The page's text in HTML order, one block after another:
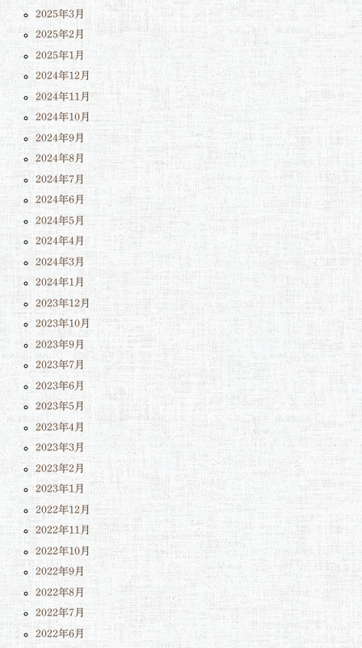
2025年3月
2025年2月
2025年1月
2024年12月
2024年11月
2024年10月
2024年9月
2024年8月
2024年7月
2024年6月
2024年5月
2024年4月
2024年3月
2024年1月
2023年12月
2023年10月
2023年9月
2023年7月
2023年6月
2023年5月
2023年4月
2023年3月
2023年2月
2023年1月
2022年12月
2022年11月
2022年10月
2022年9月
2022年8月
2022年7月
2022年6月